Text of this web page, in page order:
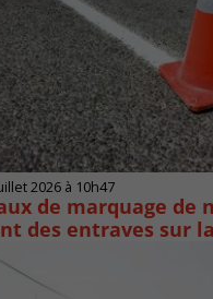
2026 à 10h47
de marquage de
des entraves sur